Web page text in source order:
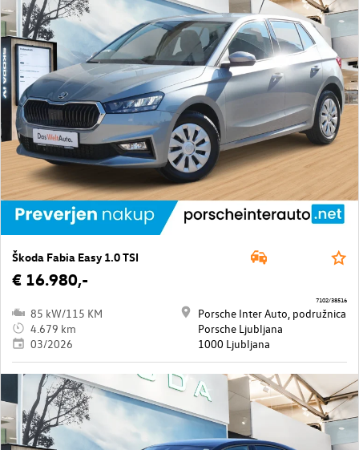
Škoda Fabia Easy 1.0 TSI
€ 16.980,-
85 kW/115 KM
4.679 km
03/2026
Porsche Inter Auto, podružnica
Porsche Ljubljana
1000 Ljubljana
7102/38516